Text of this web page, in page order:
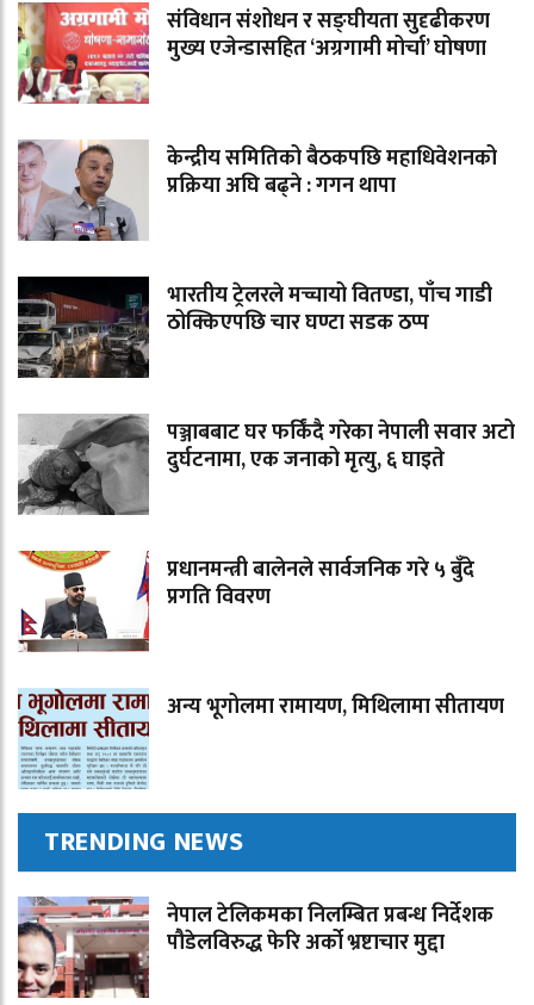
संविधान संशोधन र सङ्घीयता सुदृढीकरण
मुख्य एजेन्डासहित ‘अग्रगामी मोर्चा’ घोषणा
केन्द्रीय समितिको बैठकपछि महाधिवेशनको
प्रक्रिया अघि बढ्ने : गगन थापा
भारतीय ट्रेलरले मच्चायो वितण्डा, पाँच गाडी
ठोक्किएपछि चार घण्टा सडक ठप्प
पञ्जाबबाट घर फर्किंदै गरेका नेपाली सवार अटो
दुर्घटनामा, एक जनाको मृत्यु, ६ घाइते
प्रधानमन्त्री बालेनले सार्वजनिक गरे ५ बुँदे
प्रगति विवरण
अन्य भूगोलमा रामायण, मिथिलामा सीतायण
TRENDING NEWS
नेपाल टेलिकमका निलम्बित प्रबन्ध निर्देशक
पौडेलविरुद्ध फेरि अर्को भ्रष्टाचार मुद्दा